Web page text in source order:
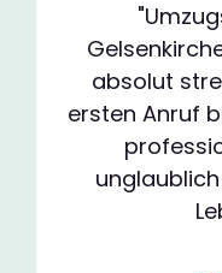
absolut
ersten Anruf